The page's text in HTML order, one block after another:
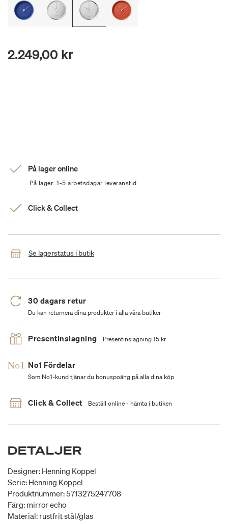
2.249,00 kr
På lager online
På lager: 1-5 arbetsdagar leveranstid
Click & Collect
Se lagerstatus i butik
30 dagars retur
Du kan returnera dina produkter i alla våra butiker
Presentinslagning Presentinslagning 15 kr.
No1 Fördelar
Som No1-kund tjänar du bonuspoäng på alla dina köp
Click & Collect Beställ online - hämta i butiken
DETALJER
Designer: Henning Koppel
Serie: Henning Koppel
Produktnummer: 5713275247708
Färg: mirror echo
Material: rustfrit stål/glas